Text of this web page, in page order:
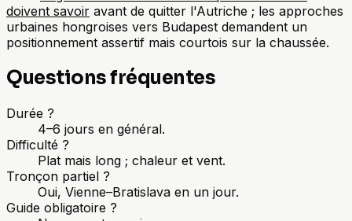
doivent savoir avant de quitter l'Autriche ; les approches
urbaines hongroises vers Budapest demandent un
positionnement assertif mais courtois sur la chaussée.
Questions fréquentes
Durée ?
4–6 jours en général.
Difficulté ?
Plat mais long ; chaleur et vent.
Tronçon partiel ?
Oui, Vienne–Bratislava en un jour.
Guide obligatoire ?